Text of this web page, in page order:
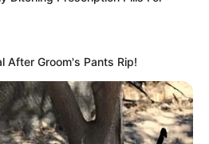
After Groom's Pants Rip!